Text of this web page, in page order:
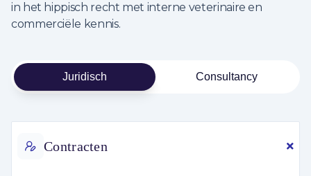
in het hippisch recht met interne veterinaire en
commerciële kennis.
Juridisch Consultancy
Contracten